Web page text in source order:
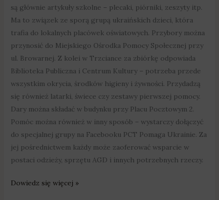
są głównie artykuły szkolne – plecaki, piórniki, zeszyty itp.
Ma to związek ze sporą grupą ukraińskich dzieci, która
trafia do lokalnych placówek oświatowych. Przybory można
przynosić do Miejskiego Ośrodka Pomocy Społecznej przy
ul. Browarnej. Z kolei w Trzciance za zbiórkę odpowiada
Biblioteka Publiczna i Centrum Kultury – potrzeba przede
wszystkim okrycia, środków higieny i żywności. Przydadzą
się również latarki, świece czy zestawy pierwszej pomocy.
Dary można składać w budynku przy Placu Pocztowym 2.
Pomóc można również w inny sposób – wystarczy dołączyć
do specjalnej grupy na Facebooku PCT Pomaga Ukrainie. Za
jej pośrednictwem każdy może zaoferować wsparcie w
postaci odzieży, sprzętu AGD i innych potrzebnych rzeczy.
Dowiedz się więcej »